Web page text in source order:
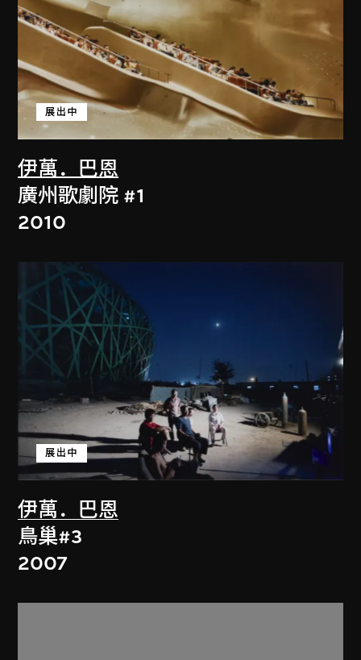
伊萬．巴恩
展出中
廣州歌劇院 #1
2010
伊萬．巴恩
展出中
鳥巢#3
2007